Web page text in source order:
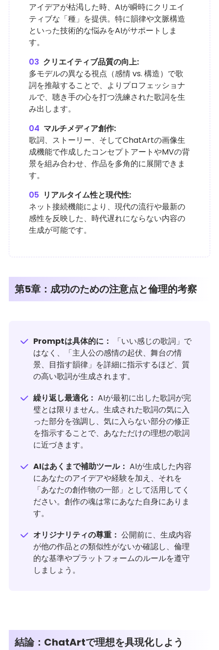
アイデアが枯渇した時、AIが瞬時にクリエイ
ティブな「種」を提供。特に韻律や文脈構造
といった技術的な悩みをAIがサポートしま
す。
03 クリエイティブ品質の向上:
多モデルの異なる視点（感情 vs. 構造）で歌
詞を推敲することで、よりプロフェッショナ
ルで、聴き手の心を打つ洗練された歌詞を生
み出します。
04 マルチメディア創作:
歌詞、ストーリー、そしてChatArtの画像生
成機能で作成したコンセプトアートやMVの背
景を組み合わせ、作品を多角的に展開できま
す。
05 リアルタイム性と現代性:
ネット接続機能により、現代の流行や最新の
感性を反映した、時代遅れにならない内容の
生成が可能です。
第5章：成功のための注意点と倫理的考察
Promptは具体的に：
「いい感じの歌詞」で
はなく、「主人公の感情の起伏、舞台の情
景、目指す韻律」を詳細に指示するほど、質
の高い歌詞が生成されます。
繰り返し最適化： AIが最初に出した歌詞が完
璧とは限りません。生成された歌詞の気に入
った部分を強調し、気に入らない部分の修正
を指示することで、あなただけの理想の歌詞
に近づきます。
AIはあくまで補助ツール： AIが生成した内容
にあなたのアイデアや経験を加え、それを
「あなたの創作物の一部」として活用してく
ださい。創作の魂は常にあなた自身にありま
す。
オリジナリティの尊重： 公開前に、生成内容
が他の作品との類似性がないか確認し、倫理
的な基準やプラットフォームのルールを遵守
しましょう。
結論：ChatArtで理想を具現化しよう